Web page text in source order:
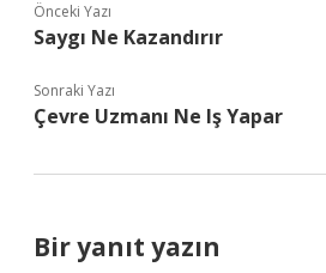
Önceki Yazı
Saygı Ne Kazandırır
Sonraki Yazı
Çevre Uzmanı Ne Iş Yapar
Bir yanıt yazın